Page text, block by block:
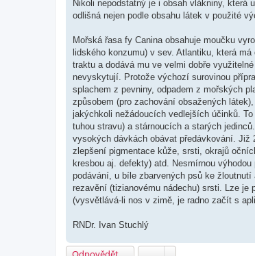
Nikoli nepodstatný je i obsah vlákniny,
odlišná nejen podle obsahu látek v použité
Mořská řasa fy Canina obsahuje moučku
lidského konzumu) v sev. Atlantiku, která
traktu a dodává mu ve velmi dobře
nevyskytují. Protože výchozí surovinou
splachem z pevniny, odpadem z mořských
způsobem (pro zachování obsažených
jakýchkoli nežádoucích vedlejších účinků.
tuhou stravu) a stárnoucích a starých
vysokých dávkách obávat předávkování.
zlepšení pigmentace kůže, srsti, okrajů
kresbou aj. defekty) atd. Nesmírnou
podávání, u bíle zbarvených psů ke
rezavění (tizianovému nádechu) srsti. Lze
(vysvětlává-li nos v zimě, je radno začít s
RNDr. Ivan Stuchlý